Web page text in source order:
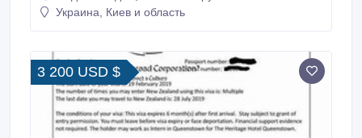
студентом Обов'язки • Робота в німецьких компаніях
Попередній досвід роботи не потрібний Умови 1.
Украина, Киев и область
3 200 USD $